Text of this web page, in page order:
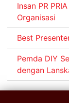
Insan PR
Organisasi
Best
Pemda DIY
dengan